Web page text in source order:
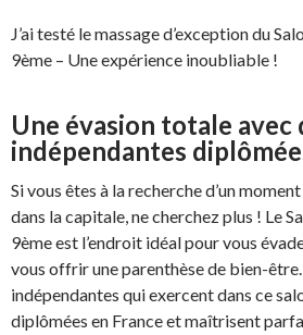
J’ai testé le massage d’exception du
9ème – Une expérience inoubliable !
Une évasion totale avec
indépendantes
Si vous êtes à la recherche d’un
dans la capitale, ne cherchez plus ! Le
9ème est l’endroit idéal pour vous
vous offrir une parenthèse de bien-être.
indépendantes qui exercent dans ce
diplômées en France et maîtrisent